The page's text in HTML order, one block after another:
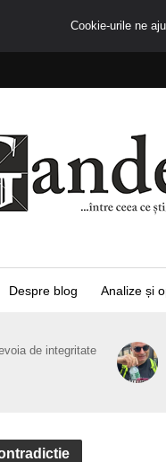
Despre blog Analize și
de integritate
Cookie-urile ne